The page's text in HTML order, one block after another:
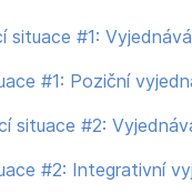
situace #1:
#1: Poziční
situace #2:
#2: Integrativní